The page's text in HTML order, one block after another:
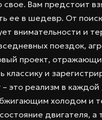
Вам предстоит
ее в шедевр. От
внимательности и
поездок,
проект,
и
это реализм в
холодом и
двигателя, а